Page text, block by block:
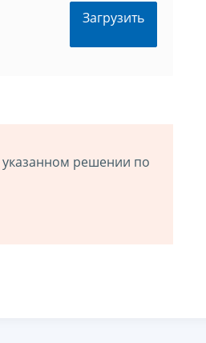
Загрузить
указанном решении по